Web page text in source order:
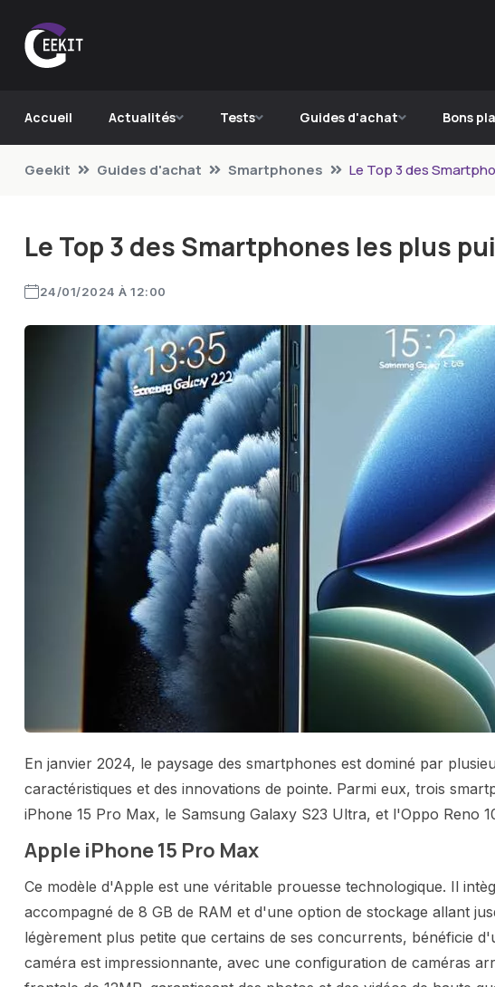
Accueil Actualités Tests Guides d'achat Bons
Geekit Guides d'achat Smartphones Le Top 3 des
Le Top 3 des Smartphones les plus
24/01/2024 À 12:00
En janvier 2024, le paysage des smartphones est dominé par
caractéristiques et des innovations de pointe. Parmi eux, trois
iPhone 15 Pro Max, le Samsung Galaxy S23 Ultra, et l'Oppo Reno
Apple iPhone 15 Pro Max
Ce modèle d'Apple est une véritable prouesse technologique. Il
accompagné de 8 GB de RAM et d'une option de stockage allant
légèrement plus petite que certains de ses concurrents, bénéficie
caméra est impressionnante, avec une configuration de caméras